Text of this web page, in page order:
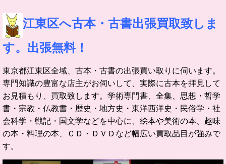
江東区へ古本・古書出張買取致しま
す。出張無料！
東京都江東区全域、古本・古書の出張買い取りに伺います。
専門知識の豊富な店主がお伺いして、実際に古本を拝見して
お見積もり、買取致します。 学術専門書、全集、思想・哲学
書・宗教・仏教書・歴史・地方史・東洋西洋史・民俗学・社
会科学・戦記・国文学などを中心に、絵本や美術の本、趣味
の本・料理の本、ＣＤ・ＤＶＤなど幅広い買取品目が強みで
す。